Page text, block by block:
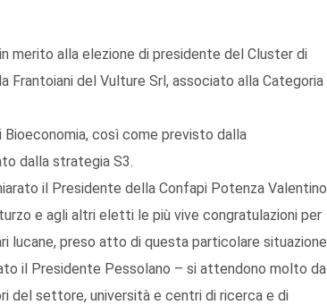
merito alla elezione di presidente del Cluster di
Frantoiani del Vulture Srl, associato alla Categoria
così come previsto dalla
dalla strategia S3.
il Presidente della Confapi Potenza Valentino
e agli altri eletti le più vive congratulazioni per
lucane, preso atto di questa particolare situazione
il Presidente Pessolano – si attendono molto da
del settore, università e centri di ricerca e di